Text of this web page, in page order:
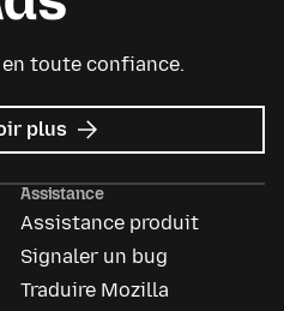
toute confiance.
plus sur
Mozilla
Assistance
Assistance produit
Signaler un bug
Traduire Mozilla